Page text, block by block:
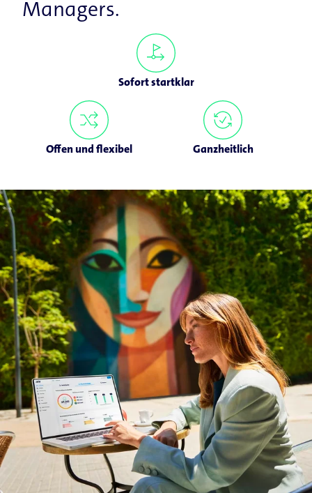
Managers.
Sofort startklar
Offen und flexibel Ganzheitlich